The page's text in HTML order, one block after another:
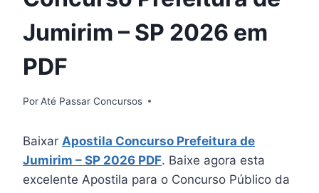
Jumirim – SP 2026 em
PDF
PorAté Passar Concursos
Baixar Apostila Concurso Prefeitura de
Jumirim – SP 2026 PDF. Baixe agora esta
excelente Apostila para o Concurso Público da